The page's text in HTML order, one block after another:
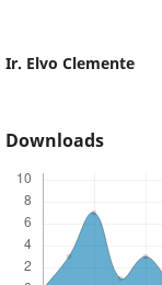
Ir. Elvo Clemente
Downloads